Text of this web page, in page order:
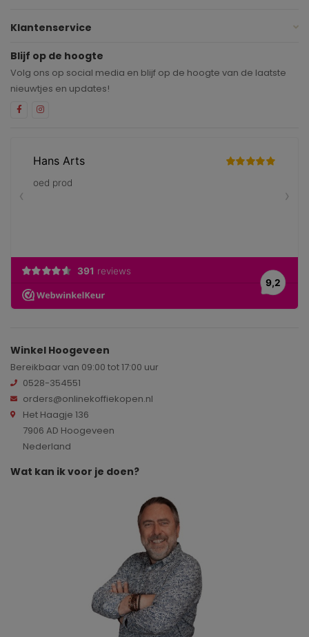
Klantenservice
Blijf op de hoogte
Volg ons op social media en blijf op de hoogte van de laatste
nieuwtjes en updates!
Winkel Hoogeveen
Bereikbaar van 09:00 tot 17:00 uur
0528-354551
orders@onlinekoffiekopen.nl
Het Haagje 136
7906 AD Hoogeveen
Nederland
Wat kan ik voor je doen?